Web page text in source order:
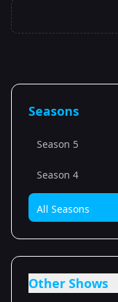
Seasons
Season 5
Season 4
All Seasons
Other Shows